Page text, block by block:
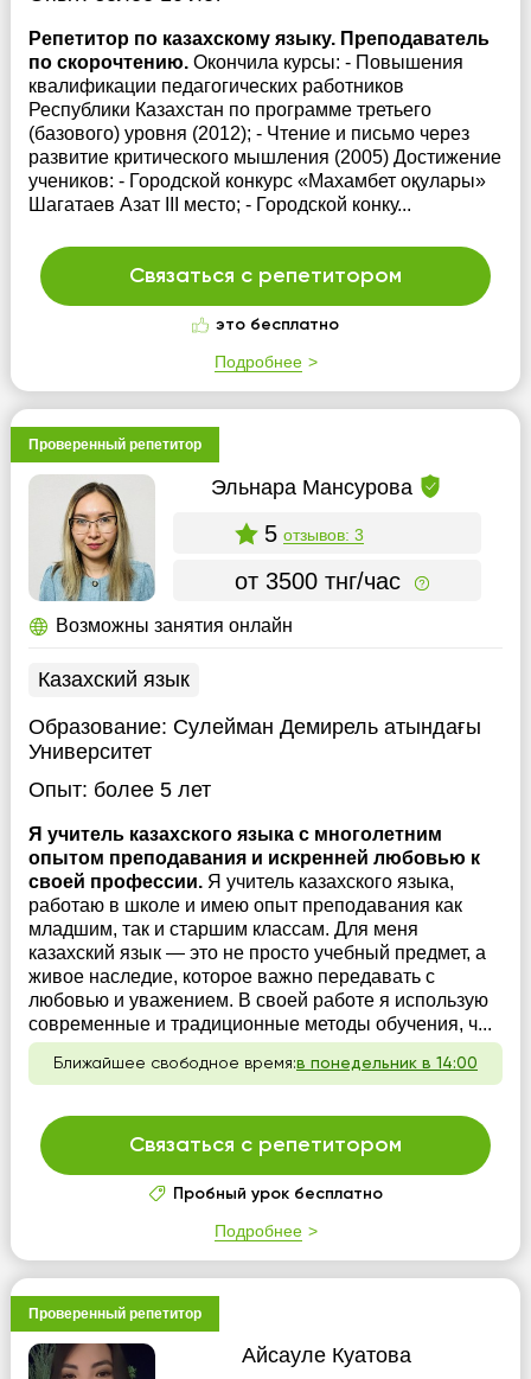
Репетитор по казахскому языку. Преподаватель
по скорочтению. Окончила курсы: - Повышения
квалификации педагогических работников
Республики Казахстан по программе третьего
(базового) уровня (2012); - Чтение и письмо через
развитие критического мышления (2005) Достижение
учеников: - Городской конкурс «Махамбет оқулары»
Шагатаев Азат III место; - Городской конку...
Связаться с репетитором
это бесплатно
Подробнее
Проверенный репетитор
Эльнара Мансурова
5 отзывов: 3
от 3500 тнг/час
Возможны занятия онлайн
Казахский язык
Образование: Сулейман Демирель атындағы
Университет
Опыт: более 5 лет
Я учитель казахского языка с многолетним
опытом преподавания и искренней любовью к
своей профессии. Я учитель казахского языка,
работаю в школе и имею опыт преподавания как
младшим, так и старшим классам. Для меня
казахский язык — это не просто учебный предмет, а
живое наследие, которое важно передавать с
любовью и уважением. В своей работе я использую
современные и традиционные методы обучения, ч...
Ближайшее свободное время:в понедельник в 14:00
Связаться с репетитором
Пробный урок бесплатно
Подробнее
Проверенный репетитор
Айсауле Куатова